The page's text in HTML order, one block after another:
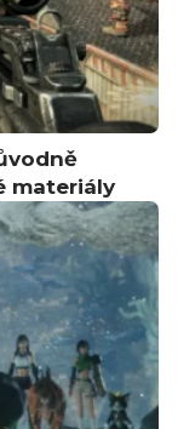
materiály